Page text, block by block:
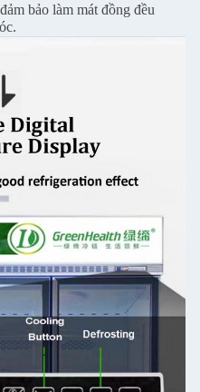
bảo làm mát đồng đều